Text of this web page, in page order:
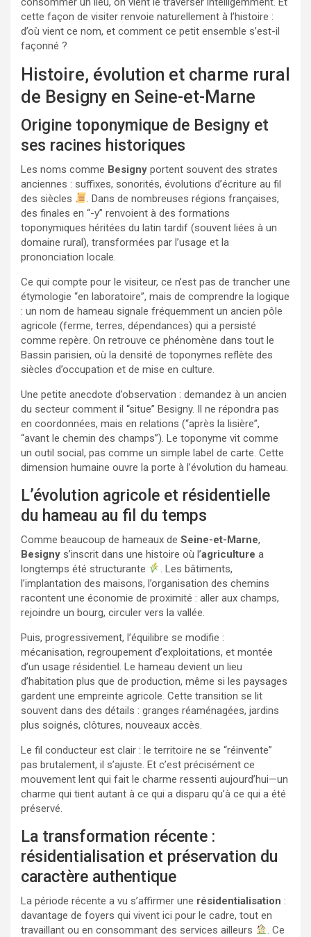
cette façon de visiter renvoie naturellement à l’histoire :
d’où vient ce nom, et comment ce petit ensemble s’est-il
façonné ?
Histoire, évolution et charme rural
de Besigny en Seine-et-Marne
Origine toponymique de Besigny et
ses racines historiques
Les noms comme Besigny portent souvent des strates
anciennes : suffixes, sonorités, évolutions d’écriture au fil
des siècles
. Dans de nombreuses régions françaises,
des finales en “-y” renvoient à des formations
toponymiques héritées du latin tardif (souvent liées à un
domaine rural), transformées par l’usage et la
prononciation locale.
Ce qui compte pour le visiteur, ce n’est pas de trancher une
étymologie “en laboratoire”, mais de comprendre la logique
: un nom de hameau signale fréquemment un ancien pôle
agricole (ferme, terres, dépendances) qui a persisté
comme repère. On retrouve ce phénomène dans tout le
Bassin parisien, où la densité de toponymes reflète des
siècles d’occupation et de mise en culture.
Une petite anecdote d’observation : demandez à un ancien
du secteur comment il “situe” Besigny. Il ne répondra pas
en coordonnées, mais en relations (“après la lisière”,
“avant le chemin des champs”). Le toponyme vit comme
un outil social, pas comme un simple label de carte. Cette
dimension humaine ouvre la porte à l’évolution du hameau.
L’évolution agricole et résidentielle
du hameau au fil du temps
Comme beaucoup de hameaux de Seine-et-Marne,
Besigny s’inscrit dans une histoire où l’agriculture a
longtemps été structurante
. Les bâtiments,
l’implantation des maisons, l’organisation des chemins
racontent une économie de proximité : aller aux champs,
rejoindre un bourg, circuler vers la vallée.
Puis, progressivement, l’équilibre se modifie :
mécanisation, regroupement d’exploitations, et montée
d’un usage résidentiel. Le hameau devient un lieu
d’habitation plus que de production, même si les paysages
gardent une empreinte agricole. Cette transition se lit
souvent dans des détails : granges réaménagées, jardins
plus soignés, clôtures, nouveaux accès.
Le fil conducteur est clair : le territoire ne se “réinvente”
pas brutalement, il s’ajuste. Et c’est précisément ce
mouvement lent qui fait le charme ressenti aujourd’hui—un
charme qui tient autant à ce qui a disparu qu’à ce qui a été
préservé.
La transformation récente :
résidentialisation et préservation du
caractère authentique
La période récente a vu s’affirmer une résidentialisation :
davantage de foyers qui vivent ici pour le cadre, tout en
travaillant ou en consommant des services ailleurs
. Ce